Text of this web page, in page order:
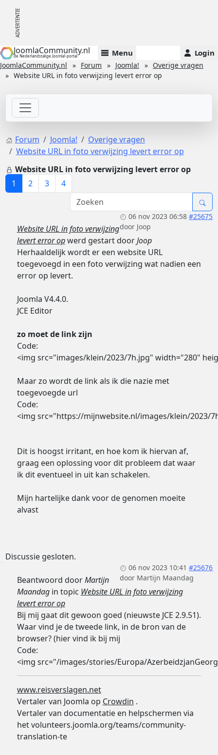
JoomlaCommunity.nl
de Nederlandstalige Joomla!-portal Menu Login
JoomlaCommunity.nl Forum Joomla!
Overige vragen
Website URL in foto verwijzing levert error op
Forum Joomla!
Overige vragen
Website URL in foto verwijzing levert error op
Website URL in foto verwijzing levert error op
1
2 3 4
06 nov 2023 06:58 #25675
door Joop
Website URL in foto verwijzing
levert error opwerd gestart doorJoop
Herhaaldelijk wordt er een website URL
toegevoegd in een foto verwijzing wat nadien een
error op levert.
Joomla V4.4.0.
JCE Editor
zo moet de link zijn
Code:
<img src="images/klein/2023/7h.jpg" width="280"
Maar zo wordt de link als ik die nazie met
toegevoegde url
Code:
<img src="https://mijnwebsite.nl/images/klein/2023/
Dit is hoogst irritant, en hoe kom ik hiervan af,
graag een oplossing voor dit probleem dat waar
ik dit eventueel in uit kan schakelen.
Mijn hartelijke dank voor de genomen moeite
alvast
Discussie gesloten.
06 nov 2023 10:41 #25676
door Martijn Maandag
Beantwoord doorMartijn
Maandagin topic Website URL in foto verwijzing
levert error op
Bij mij gaat dit gewoon goed (nieuwste JCE 2.9.51).
Waar vind je de tweede link, in de bron van de
browser? (hier vind ik bij mij
Code:
<img src="/images/stories/Europa/
www.reisverslagen.net
Vertaler van Joomla op Crowdin .
Vertaler van documentatie en helpschermen via
het volunteers.joomla.org/teams/community-
translation-te